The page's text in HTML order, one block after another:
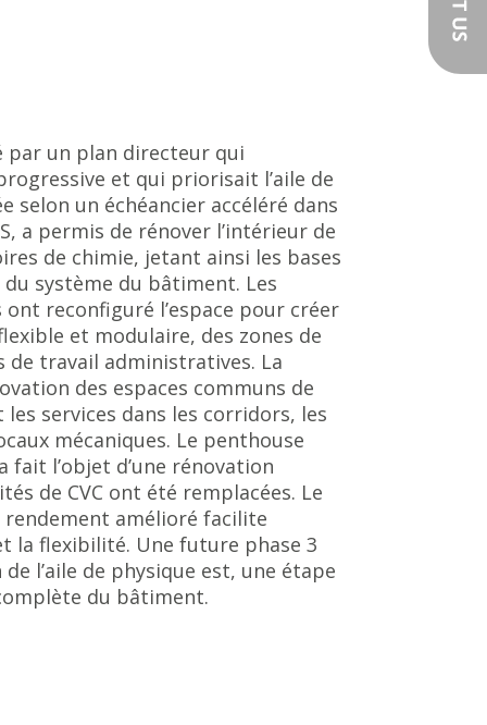
par un plan directeur qui
et qui priorisait l’aile de
selon un échéancier accéléré dans
a permis de rénover l’intérieur de
de chimie, jetant ainsi les bases
système du bâtiment. Les
reconfiguré l’espace pour créer
et modulaire, des zones de
de travail administratives. La
des espaces communs de
services dans les corridors, les
mécaniques. Le penthouse
fait l’objet d’une rénovation
de CVC ont été remplacées. Le
amélioré facilite
la flexibilité. Une future phase 3
l’aile de physique est, une étape
du bâtiment.